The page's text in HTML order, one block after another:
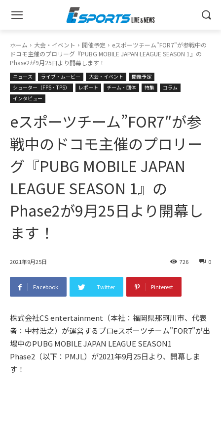
ホーム 大会・イベント 開催予定
eスポーツチーム"FOR7"が参戦中の
ドコモ主催のプロリーグ『PUBG MOBILE JAPAN LEAGUE SEASON 1』の
Phase2が9月25日より開幕します！
ニュース ライブ・ムービー 大会・イベント
開催予定
シューター（FPS・TPS）
レポート チーム・団体 特集
コラム
インタビュー
eスポーツチーム”FOR7″が参
戦中のドコモ主催のプロリー
グ『PUBG MOBILE JAPAN
LEAGUE SEASON 1』の
Phase2が9月25日より開幕し
ます！
2021年9月25日 0
726
Facebook Twitter Pinterest
株式会社CS entertainment（本社：福岡県那珂川市、代表
者：中村浩之）が運営するプロeスポーツチーム"FOR7"が出
場中のPUBG MOBILE JAPAN LEAGUE SEASON1
Phase2（以下：PMJL）が2021年9月25日より、開幕しま
す！